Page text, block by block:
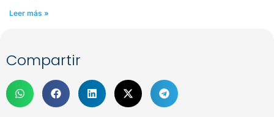
Leer más »
Compartir